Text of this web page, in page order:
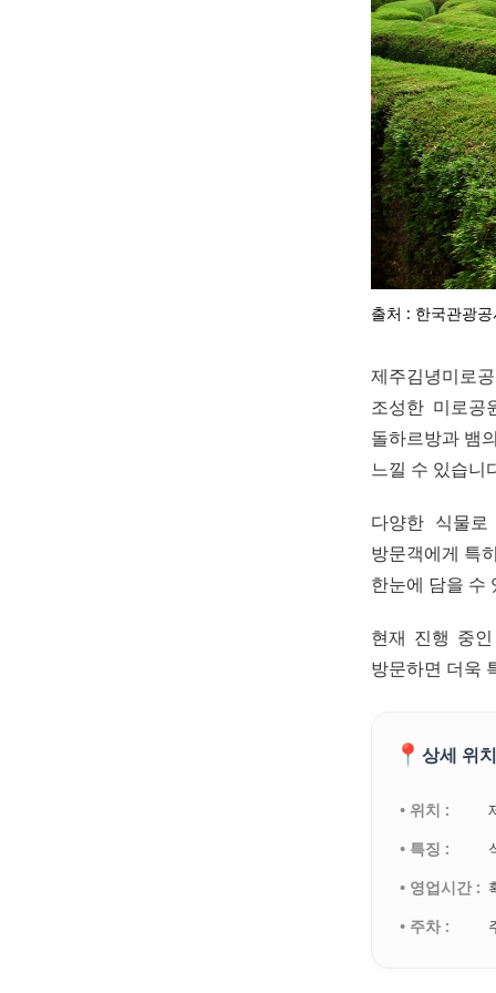
출처 : 한국관광
제주김녕미로
조성한 미로공
돌하르방과 뱀
느낄 수 있습니
다양한 식물
방문객에게 특
한눈에 담을 수
현재 진행 중
방문하면 더욱
📍 상세 위
• 위치 :
• 특징 :
• 영업시간 :
• 주차 :